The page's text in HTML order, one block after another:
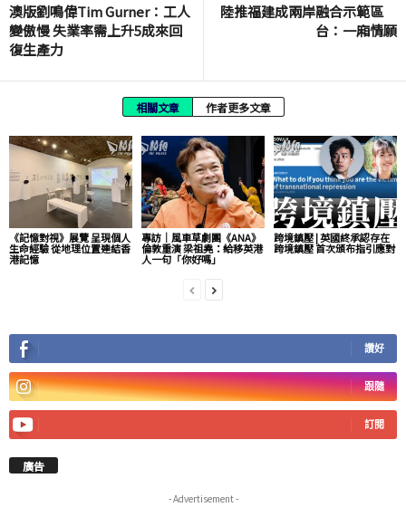
澳版劉鳴偉Tim Gurner：工人
變傲慢 失業率需上升5成來回
復生產力
陸推福建成兩岸融合示範區
台：一廂情願
相關文章 作者更多文章
《記憶對視》展覽 呈現個人
生命經驗 從地理位置連結香
港記憶
專訪｜風車草劇團《ANA》
倫敦重演 梁祖堯：給移英港
人一句「你好嗎」
跨境鎮壓 | 英國終承認存在
跨境鎮壓 首次頒布指引應對
讚好
跟隨
訂閱
廣告
- Advertisement -